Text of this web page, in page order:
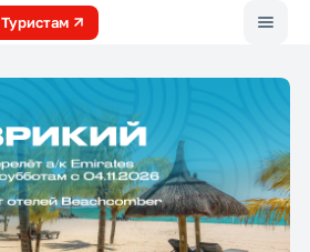
Туристам